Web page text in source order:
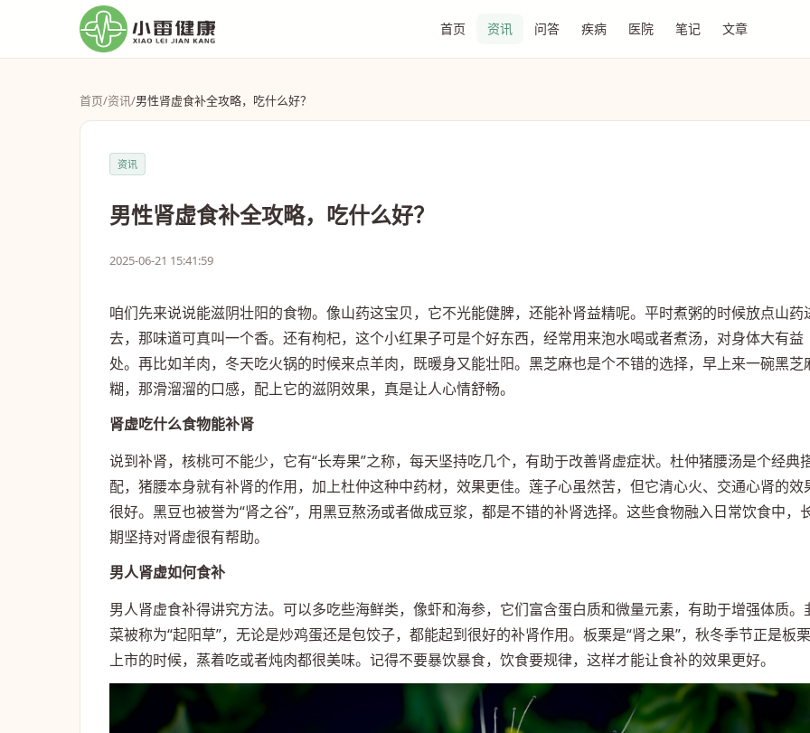
首页 资讯 问答 疾病 医院 笔记 文章
首页/资讯/男性肾虚食补全攻略，吃什么好？
资讯
男性肾虚食补全攻略，吃什么好？
2025-06-21 15:41:59
咱们先来说说能滋阴壮阳的食物。像山药这宝贝，它不光能健脾，还能补肾益精呢。平时煮粥的时候放点山药
去，那味道可真叫一个香。还有枸杞，这个小红果子可是个好东西，经常用来泡水喝或者煮汤，对身体大有益
处。再比如羊肉，冬天吃火锅的时候来点羊肉，既暖身又能壮阳。黑芝麻也是个不错的选择，早上来一碗黑芝
糊，那滑溜溜的口感，配上它的滋阴效果，真是让人心情舒畅。
肾虚吃什么食物能补肾
说到补肾，核桃可不能少，它有“长寿果”之称，每天坚持吃几个，有助于改善肾虚症状。杜仲猪腰汤是个经典
配，猪腰本身就有补肾的作用，加上杜仲这种中药材，效果更佳。莲子心虽然苦，但它清心火、交通心肾的效
很好。黑豆也被誉为“肾之谷”，用黑豆熬汤或者做成豆浆，都是不错的补肾选择。这些食物融入日常饮食中，
期坚持对肾虚很有帮助。
男人肾虚如何食补
男人肾虚食补得讲究方法。可以多吃些海鲜类，像虾和海参，它们富含蛋白质和微量元素，有助于增强体质。
菜被称为“起阳草”，无论是炒鸡蛋还是包饺子，都能起到很好的补肾作用。板栗是“肾之果”，秋冬季节正是板栗
上市的时候，蒸着吃或者炖肉都很美味。记得不要暴饮暴食，饮食要规律，这样才能让食补的效果更好。